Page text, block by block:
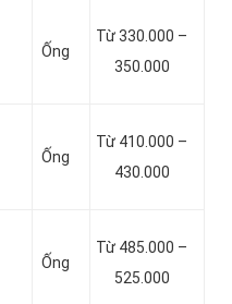
Ống
Từ 330.000 –
350.000
Ống
Từ 410.000 –
430.000
Ống
Từ 485.000 –
525.000